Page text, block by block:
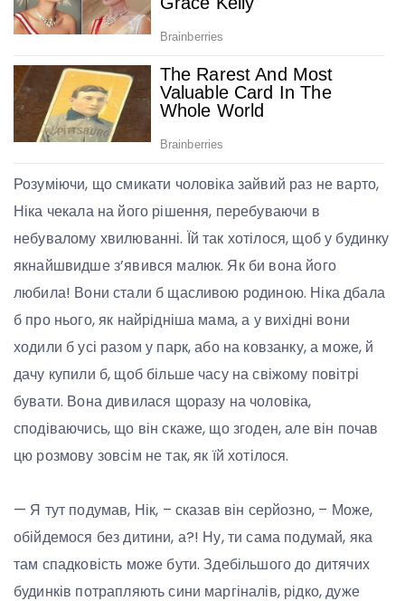
Розуміючи, що смикати чоловіка зайвий раз не варто,
Ніка чекала на його рішення, перебуваючи в
небувалому хвилюванні. Їй так хотілося, щоб у будинку
якнайшвидше з’явився малюк. Як би вона його
любила! Вони стали б щасливою родиною. Ніка дбала
б про нього, як найрідніша мама, а у вихідні вони
ходили б усі разом у парк, або на ковзанку, а може, й
дачу купили б, щоб більше часу на свіжому повітрі
бувати. Вона дивилася щоразу на чоловіка,
сподіваючись, що він скаже, що згоден, але він почав
цю розмову зовсім не так, як їй хотілося.
— Я тут подумав, Нік, – сказав він серйозно, – Може,
обійдемося без дитини, а?! Ну, ти сама подумай, яка
там спадковість може бути. Здебільшого до дитячих
будинків потрапляють сини маргіналів, рідко, дуже